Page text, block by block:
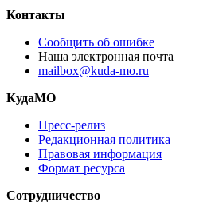
Контакты
Сообщить об ошибке
Наша электронная почта
mailbox@kuda-mo.ru
КудаМО
Пресс-релиз
Редакционная политика
Правовая информация
Формат ресурса
Сотрудничество